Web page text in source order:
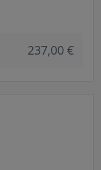
237,00 €